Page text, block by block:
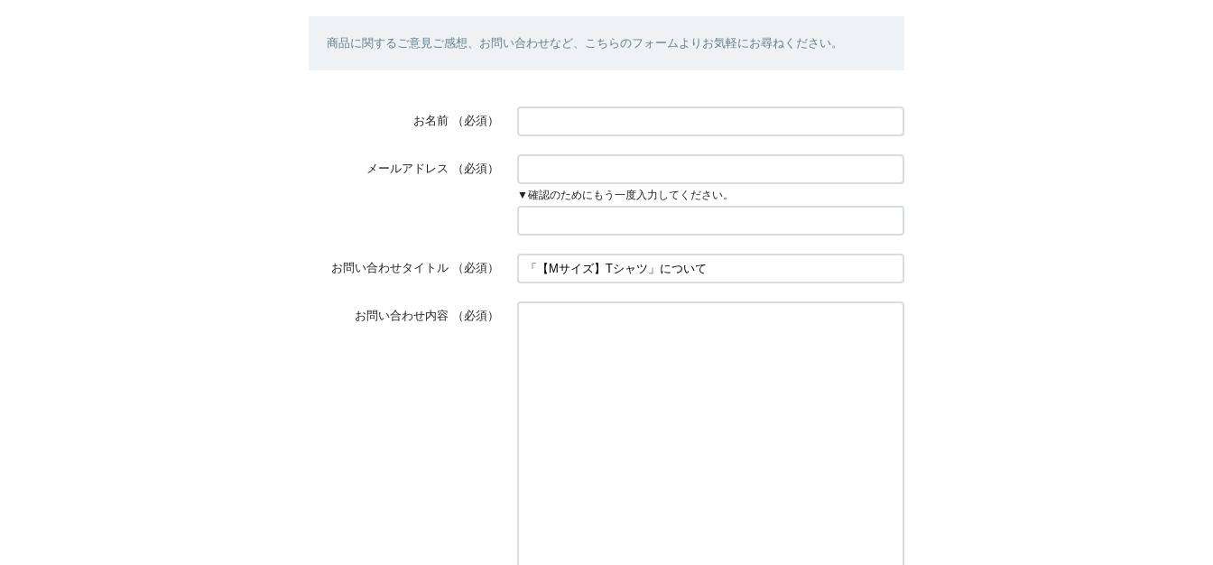
商品に関するご意見ご感想、お問い合わせなど、こちらのフォームよりお気軽にお尋ねください。
お名前 （必須）
メールアドレス （必須）
▼確認のためにもう一度入力してください。
お問い合わせタイトル （必須）
お問い合わせ内容 （必須）